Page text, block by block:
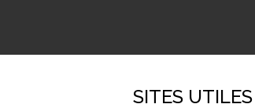
SITES UTILES